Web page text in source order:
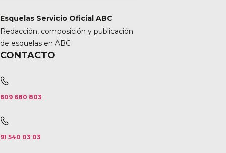
Esquelas Servicio Oficial ABC
Redacción, composición y publicación
de esquelas en ABC
CONTACTO
609 680 803
91 540 03 03